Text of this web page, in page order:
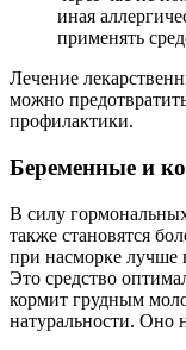
иная
применять
Лечение
можно
профилактики.
Беременные и
В силу
также становятся
при насморке лучше
Это средство
кормит грудным
натуральности. Оно